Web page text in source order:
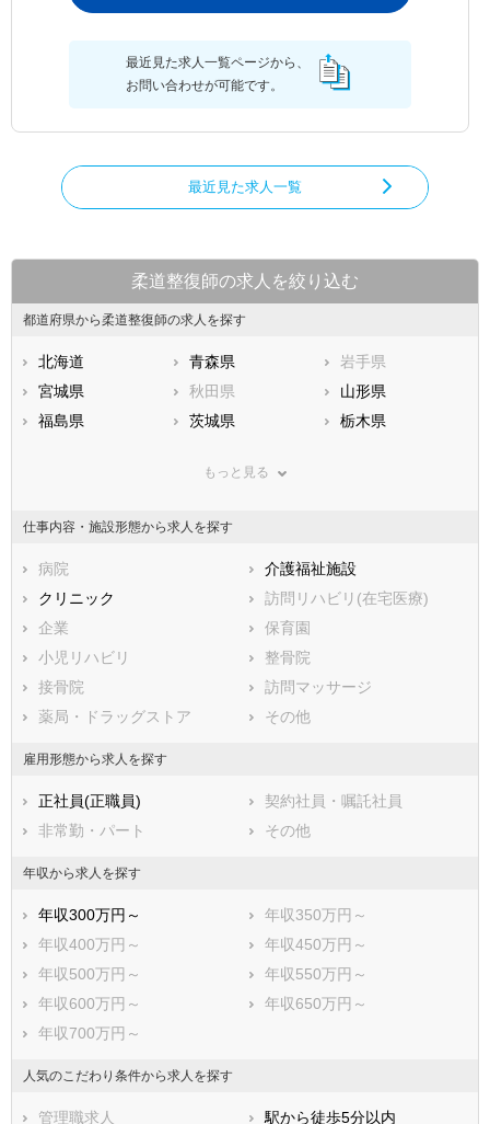
最近見た求人一覧ページから、
お問い合わせが可能です。
最近見た求人一覧
柔道整復師の求人を絞り込む
都道府県から柔道整復師の求人を探す
北海道 青森県
岩手県
宮城県
秋田県
山形県
福島県
茨城県
栃木県
神奈川県
石川県
福井県
静岡県
三重県
滋賀県
大阪府
兵庫県
鳥取県
広島県
徳島県
香川県
愛媛県
鹿児島県
もっと見る
仕事内容・施設形態から求人を探す
病院
介護福祉施設
クリニック
訪問リハビリ(在宅医療)
企業
保育園
小児リハビリ
整骨院
接骨院
訪問マッサージ
薬局・ドラッグストア
その他
雇用形態から求人を探す
正社員(正職員)
契約社員・嘱託社員
非常勤・パート
その他
年収から求人を探す
年収300万円～
年収350万円～
年収400万円～
年収450万円～
年収500万円～
年収550万円～
年収600万円～
年収650万円～
年収700万円～
人気のこだわり条件から求人を探す
管理職求人
駅から徒歩5分以内